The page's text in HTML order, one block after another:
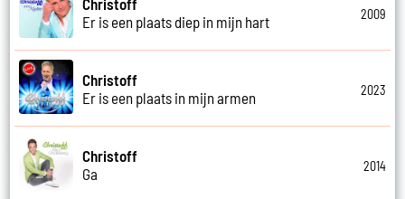
Er is een plaats diep in mijn hart
2009
Christoff
Er is een plaats in mijn armen
2023
Christoff
Ga
2014